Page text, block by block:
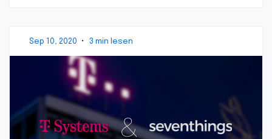
Sep 10, 2020 • 3 min lesen